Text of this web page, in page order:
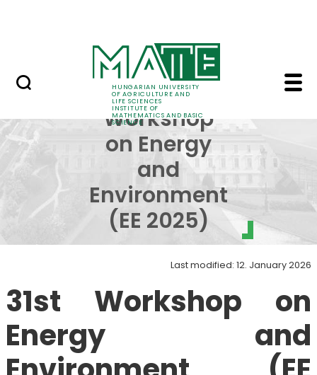
HUNGARIAN UNIVERSITY
OF AGRICULTURE AND
LIFE SCIENCES
INSTITUTE OF
MATHEMATICS AND BASIC
SCIENCE
ee2025 - Institute of
31st
Workshop
on Energy
and
Environment
(EE 2025)
Last modified: 12. January 2026
31st Workshop on
Energy and